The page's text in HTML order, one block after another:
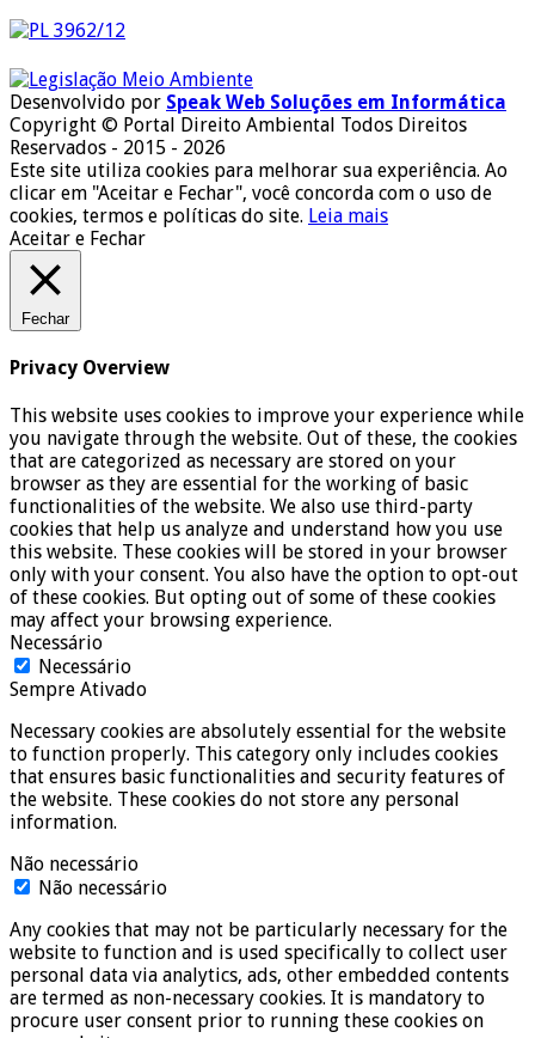
Desenvolvido por Speak Web Soluções em Informática
Copyright © Portal Direito Ambiental Todos Direitos
Reservados - 2015 - 2026
Este site utiliza cookies para melhorar sua experiência. Ao
clicar em "Aceitar e Fechar", você concorda com o uso de
cookies, termos e políticas do site. Leia mais
Aceitar e Fechar
Fechar
Privacy Overview
This website uses cookies to improve your experience while
you navigate through the website. Out of these, the cookies
that are categorized as necessary are stored on your
browser as they are essential for the working of basic
functionalities of the website. We also use third-party
cookies that help us analyze and understand how you use
this website. These cookies will be stored in your browser
only with your consent. You also have the option to opt-out
of these cookies. But opting out of some of these cookies
may affect your browsing experience.
Necessário
Necessário
Sempre Ativado
Necessary cookies are absolutely essential for the website
to function properly. This category only includes cookies
that ensures basic functionalities and security features of
the website. These cookies do not store any personal
information.
Não necessário
Não necessário
Any cookies that may not be particularly necessary for the
website to function and is used specifically to collect user
personal data via analytics, ads, other embedded contents
are termed as non-necessary cookies. It is mandatory to
procure user consent prior to running these cookies on